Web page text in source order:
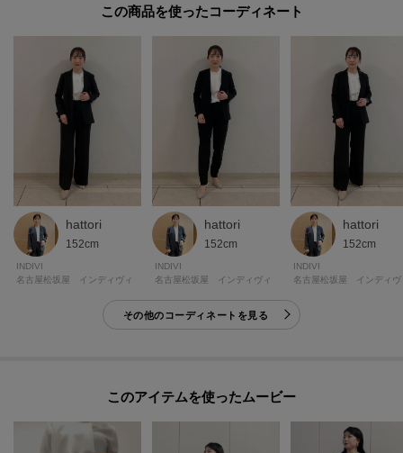
シルキーな光沢を持ったパウダリーな風合いが特徴のジョーゼットクレープ
適度なストレッチ性を持ったリラクシーな着心地に、シワになりづらいイー
ジーケア性／吸水速乾性／接触冷感性／UVケア性を兼ね備えた素材になって
おります。
※この製品は、太陽光線中の紫外線（UV）を通しにくくします。この効果は
永久的ではありません。
※この製品は、吸水速乾効果のある素材を使用しています。この効果は永久
的ではありません。
※照明の関係により、実際よりも色味が違って見える場合があります。ま
た、パソコン・スマートフォンなどの環境により、若干製品と画像のカラー
が異なる場合もございます。
生地の厚み：普通
この商品を使った
hattori
152cm
INDIVI
名古屋松坂屋 インディヴィ
hattori
152cm
INDIVI
名古屋松坂屋 インディヴィ
hattori
152cm
INDIVI
名古屋松坂屋 インディヴ
その他のコーディネートを見る
このアイテムを使ったムービー